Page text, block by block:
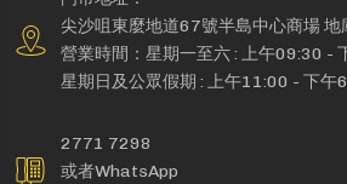
尖沙咀東麼地道67號半島中心商場
營業時間：星期一至六 : 上午09:30 -
星期日及公眾假期 : 上午11:00 - 下午
2771 7298
或者WhatsApp